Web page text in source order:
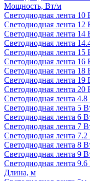
Мощность, Вт/м
Светодиодная лента 10
Светодиодная лента 12
Светодиодная лента 14
Светодиодная лента
Светодиодная лента 15
Светодиодная лента 16
Светодиодная лента 18
Светодиодная лента 19
Светодиодная лента 20
Светодиодная лента
Светодиодная лента 5
Светодиодная лента 6
Светодиодная лента 7
Светодиодная лента
Светодиодная лента 8
Светодиодная лента 9
Светодиодная лента
Длина, м